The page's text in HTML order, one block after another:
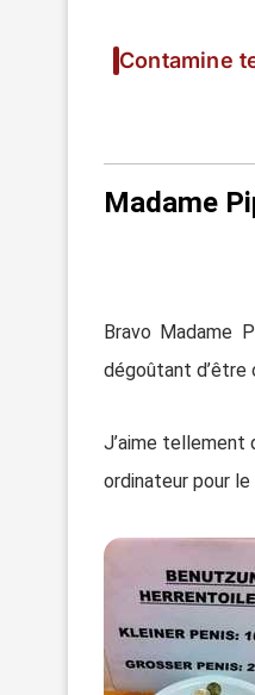
Contamine
Madame
Bravo Madame
dégoûtant d’être
J’aime tellement
ordinateur pour